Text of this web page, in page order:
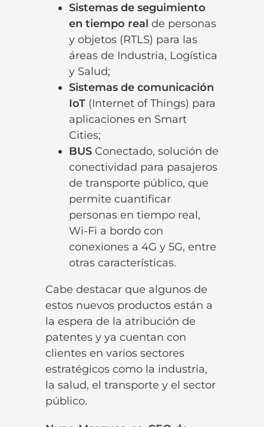
Sistemas de seguimiento
en tiempo real de personas
y objetos (RTLS) para las
áreas de Industria, Logística
y Salud;
Sistemas de comunicación
IoT(Internet of Things) para
aplicaciones en Smart
Cities;
BUSConectado, solución de
conectividad para pasajeros
de transporte público, que
permite cuantificar
personas en tiempo real,
Wi-Fi a bordo con
conexiones a 4G y 5G, entre
otras características.
Cabe destacar que algunos de
estos nuevos productos están a
la espera de la atribución de
patentes y ya cuentan con
clientes en varios sectores
estratégicos como la industria,
la salud, el transporte y el sector
público.